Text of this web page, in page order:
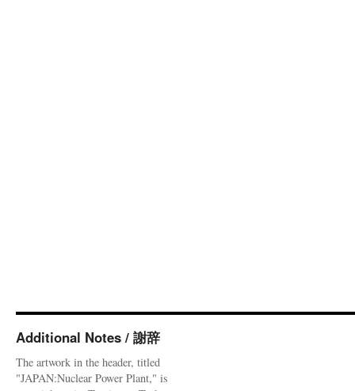
Additional Notes / 謝辞
The artwork in the header, titled
"JAPAN:Nuclear Power Plant," is